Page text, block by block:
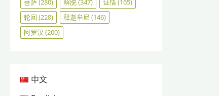
菩萨(280) 解脱(347) 证悟(165)
轮回 (228) 释迦牟尼 (146)
阿罗汉 (200)
中文